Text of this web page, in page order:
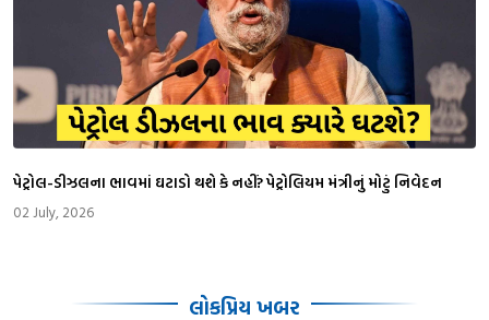
પેટ્રોલ-ડીઝલના ભાવમાં ઘટાડો થશે કે નહીં? પેટ્રોલિયમ મંત્રીનું મોટું નિવેદન
02 July, 2026
લોકપ્રિય ખબર